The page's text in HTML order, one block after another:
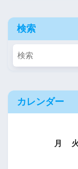
検索
カレンダー
月